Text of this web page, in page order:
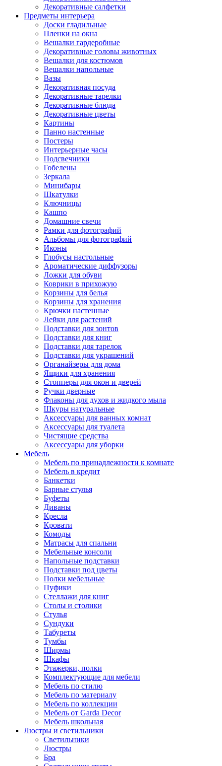
Декоративные салфетки
Предметы интерьера
Доски гладильные
Пленки на окна
Вешалки гардеробные
Декоративные головы животных
Вешалки для костюмов
Вешалки напольные
Вазы
Декоративная посуда
Декоративные тарелки
Декоративные блюда
Декоративные цветы
Картины
Панно настенные
Постеры
Интерьерные часы
Подсвечники
Гобелены
Зеркала
Минибары
Шкатулки
Ключницы
Кашпо
Домашние свечи
Рамки для фотографий
Альбомы для фотографий
Иконы
Глобусы настольные
Ароматические диффузоры
Ложки для обуви
Коврики в прихожую
Корзины для белья
Корзины для хранения
Крючки настенные
Лейки для растений
Подставки для зонтов
Подставки для книг
Подставки для тарелок
Подставки для украшений
Органайзеры для дома
Ящики для хранения
Стопперы для окон и дверей
Ручки дверные
Флаконы для духов и жидкого мыла
Шкуры натуральные
Аксессуары для ванных комнат
Аксессуары для туалета
Чистящие средства
Аксессуары для уборки
Мебель
Мебель по принадлежности к комнате
Мебель в кредит
Банкетки
Барные стулья
Буфеты
Диваны
Кресла
Кровати
Комоды
Матрасы для спальни
Мебельные консоли
Напольные подставки
Подставки под цветы
Полки мебельные
Пуфики
Стеллажи для книг
Столы и столики
Стулья
Сундуки
Табуреты
Тумбы
Ширмы
Шкафы
Этажерки, полки
Комплектующие для мебели
Мебель по стилю
Мебель по материалу
Мебель по коллекции
Мебель от Garda Decor
Мебель школьная
Люстры и светильники
Светильники
Люстры
Бра